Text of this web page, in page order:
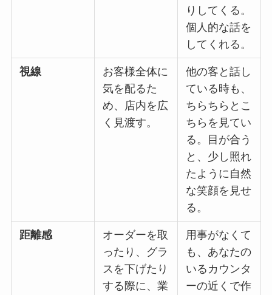
りしてくる。
個人的な話を
してくれる。
視線
お客様全体に
気を配るた
め、店内を広
く見渡す。
他の客と話し
ている時も、
ちらちらとこ
ちらを見てい
る。目が合う
と、少し照れ
たように自然
な笑顔を見せ
る。
距離感
オーダーを取
ったり、グラ
スを下げたり
する際に、業
用事がなくて
も、あなたの
いるカウンタ
ーの近くで作